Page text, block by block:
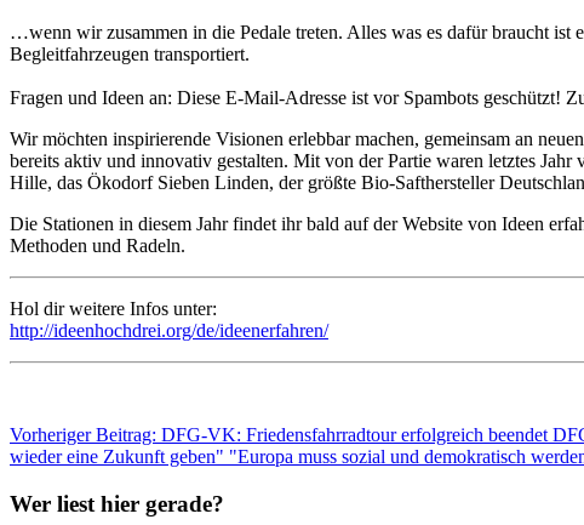
…wenn wir zusammen in die Pedale treten. Alles was es dafür braucht ist
Begleitfahrzeugen transportiert.
Fragen und Ideen an: Diese E-Mail-Adresse ist vor Spambots geschützt!
Wir möchten inspirierende Visionen erlebbar machen, gemeinsam an
bereits aktiv und innovativ gestalten. Mit von der Partie waren letztes
Hille, das Ökodorf Sieben Linden, der größte Bio-Safthersteller
Die Stationen in diesem Jahr findet ihr bald auf der Website von Ideen
Methoden und Radeln.
Hol dir weitere Infos unter:
http://ideenhochdrei.org/de/ideenerfahren/
Vorheriger Beitrag: DFG-VK: Friedensfahrradtour erfolgreich beendet
wieder eine Zukunft geben" "Europa muss sozial und demokratisch
Wer liest hier gerade?